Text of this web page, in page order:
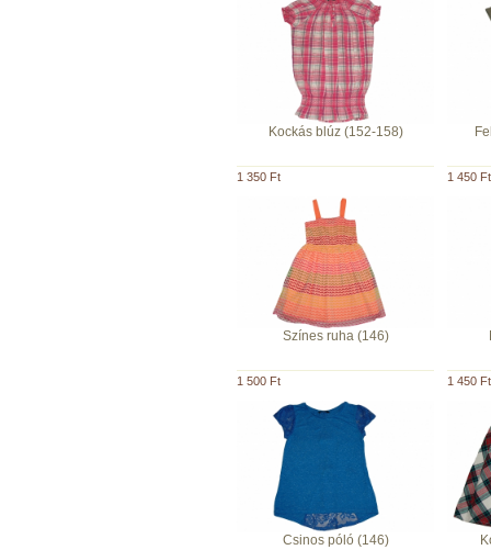
Kockás blúz (152-158)
1 350 Ft 1 450 Ft
Színes ruha (146)
1 500 Ft 1 450 Ft
Csinos póló (146)